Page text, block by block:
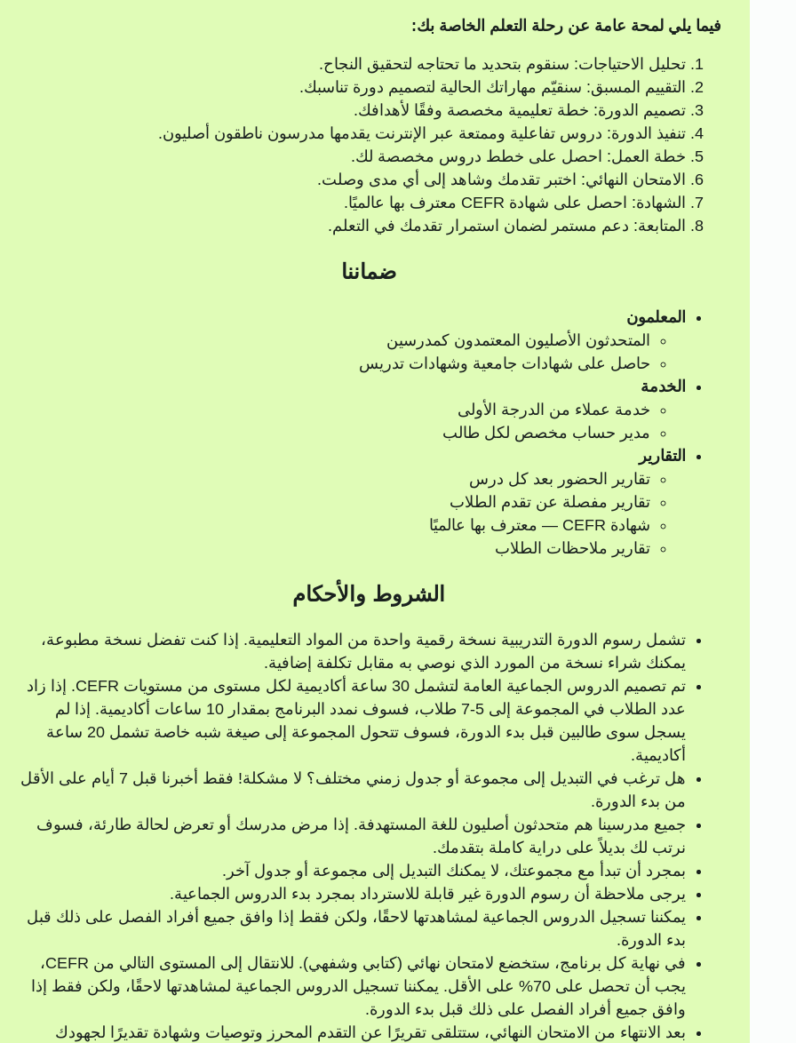
فيما يلي لمحة عامة عن رحلة التعلم الخاصة بك:
تحليل الاحتياجات: سنقوم بتحديد ما تحتاجه لتحقيق النجاح.
التقييم المسبق: سنقيّم مهاراتك الحالية لتصميم دورة تناسبك.
تصميم الدورة: خطة تعليمية مخصصة وفقًا لأهدافك.
تنفيذ الدورة: دروس تفاعلية وممتعة عبر الإنترنت يقدمها مدرسون ناطقون أصليون.
خطة العمل: احصل على خطط دروس مخصصة لك.
الامتحان النهائي: اختبر تقدمك وشاهد إلى أي مدى وصلت.
الشهادة: احصل على شهادة CEFR معترف بها عالميًا.
المتابعة: دعم مستمر لضمان استمرار تقدمك في التعلم.
ضماننا
المعلمون
المتحدثون الأصليون المعتمدون كمدرسين
حاصل على شهادات جامعية وشهادات تدريس
الخدمة
خدمة عملاء من الدرجة الأولى
مدير حساب مخصص لكل طالب
التقارير
تقارير الحضور بعد كل درس
تقارير مفصلة عن تقدم الطلاب
شهادة CEFR — معترف بها عالميًا
تقارير ملاحظات الطلاب
الشروط والأحكام
تشمل رسوم الدورة التدريبية نسخة رقمية واحدة من المواد التعليمية. إذا كنت تفضل نسخة مطبوعة،
يمكنك شراء نسخة من المورد الذي نوصي به مقابل تكلفة إضافية.
تم تصميم الدروس الجماعية العامة لتشمل 30 ساعة أكاديمية لكل مستوى من مستويات CEFR. إذا زاد
عدد الطلاب في المجموعة إلى 5-7 طلاب، فسوف نمدد البرنامج بمقدار 10 ساعات أكاديمية. إذا لم
يسجل سوى طالبين قبل بدء الدورة، فسوف تتحول المجموعة إلى صيغة شبه خاصة تشمل 20 ساعة
أكاديمية.
هل ترغب في التبديل إلى مجموعة أو جدول زمني مختلف؟ لا مشكلة! فقط أخبرنا قبل 7 أيام على الأقل
من بدء الدورة.
جميع مدرسينا هم متحدثون أصليون للغة المستهدفة. إذا مرض مدرسك أو تعرض لحالة طارئة، فسوف
نرتب لك بديلاً على دراية كاملة بتقدمك.
بمجرد أن تبدأ مع مجموعتك، لا يمكنك التبديل إلى مجموعة أو جدول آخر.
يرجى ملاحظة أن رسوم الدورة غير قابلة للاسترداد بمجرد بدء الدروس الجماعية.
يمكننا تسجيل الدروس الجماعية لمشاهدتها لاحقًا، ولكن فقط إذا وافق جميع أفراد الفصل على ذلك قبل
بدء الدورة.
في نهاية كل برنامج، ستخضع لامتحان نهائي (كتابي وشفهي). للانتقال إلى المستوى التالي من CEFR،
يجب أن تحصل على 70% على الأقل. يمكننا تسجيل الدروس الجماعية لمشاهدتها لاحقًا، ولكن فقط إذا
وافق جميع أفراد الفصل على ذلك قبل بدء الدورة.
بعد الانتهاء من الامتحان النهائي، ستتلقى تقريرًا عن التقدم المحرز وتوصيات وشهادة تقديرًا لجهودك